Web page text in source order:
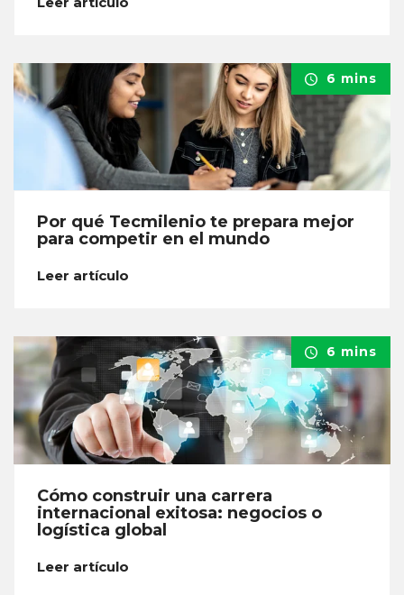
6 mins
Por qué Tecmilenio te prepara mejor
para competir en el mundo
Leer artículo
6 mins
Cómo construir una carrera
internacional exitosa: negocios o
logística global
Leer artículo